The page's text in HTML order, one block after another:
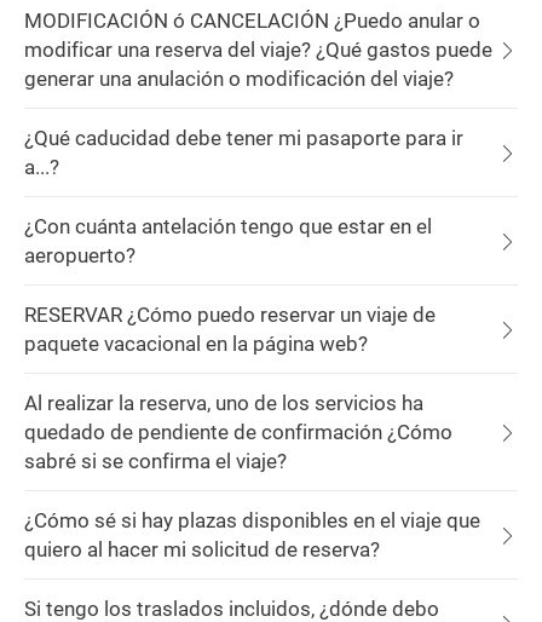
MODIFICACIÓN ó CANCELACIÓN ¿Puedo anular o
modificar una reserva del viaje? ¿Qué gastos puede
generar una anulación o modificación del viaje?
¿Qué caducidad debe tener mi pasaporte para ir
a...?
¿Con cuánta antelación tengo que estar en el
aeropuerto?
RESERVAR ¿Cómo puedo reservar un viaje de
paquete vacacional en la página web?
Al realizar la reserva, uno de los servicios ha
quedado de pendiente de confirmación ¿Cómo
sabré si se confirma el viaje?
¿Cómo sé si hay plazas disponibles en el viaje que
quiero al hacer mi solicitud de reserva?
Si tengo los traslados incluidos, ¿dónde debo